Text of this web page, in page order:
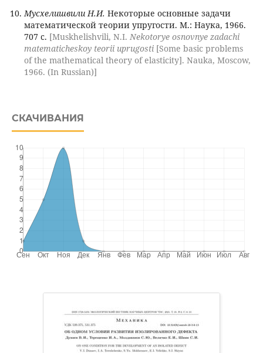
Мусхелишвили Н.И. Некоторые основные задачи
математической теории упругости. М.: Наука, 1966.
707 с. [Muskhelishvili, N.I. Nekotorye osnovnye zadachi
matematicheskoy teorii uprugosti[Some basic problems
of the mathematical theory of elasticity]. Nauka, Moscow,
1966. (In Russian)]
СКАЧИВАНИЯ